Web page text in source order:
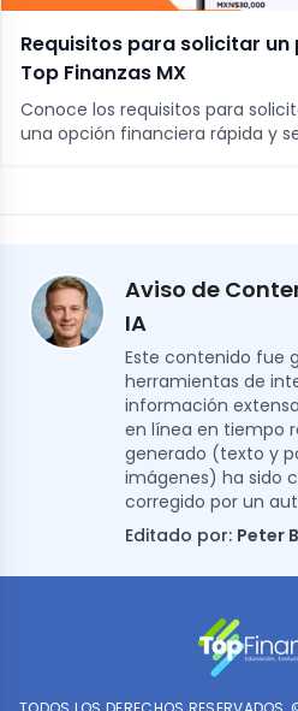
Requisitos para solicitar un
Top Finanzas MX
Conoce los requisitos para
una opción financiera rápida y
Aviso de
IA
Este contenido fue
herramientas de
información
en línea en tiempo
generado (texto y
imágenes) ha sido
corregido por un
Editado por: Peter